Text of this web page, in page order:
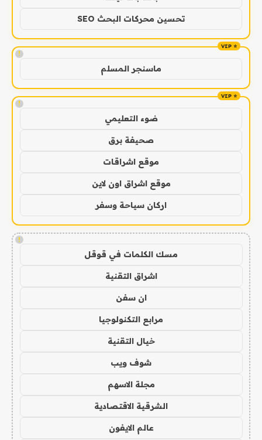
تحسين محركات البحث SEO
!
ماسنجر المسلم
!
ضوء التعليمي
صحيفة برق
موقع اشراقات
موقع اشراق اون لاين
اركان سياحة وسفر
!
مسك الكلمات في قوقل
اشراق التقنية
ان سفن
مرابع التكنولوجيا
خيال التقنية
شوف ويب
مجلة الاسهم
الشرقية الاقتصادية
عالم الايفون